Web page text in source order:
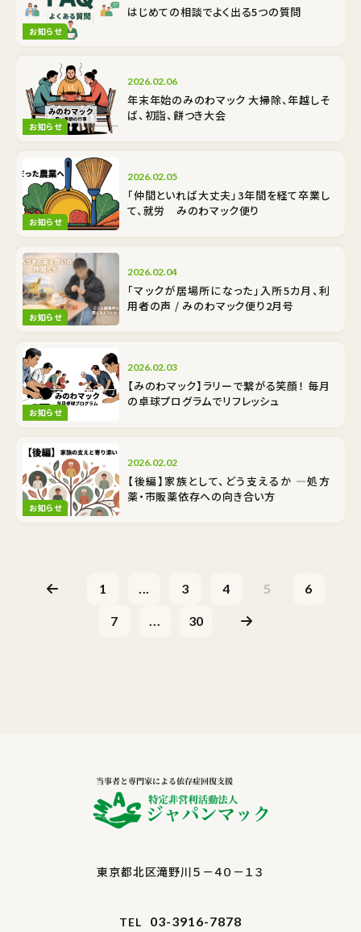
お知らせ
はじめての相談でよく出る5つの質問
お知らせ
2026.02.06
年末年始のみのわマック 大掃除、年越しそ
ば、初詣、餅つき大会
お知らせ
2026.02.05
「仲間といれば大丈夫」3年間を経て卒業し
て、就労 みのわマック便り
お知らせ
2026.02.04
「マックが居場所になった」入所5カ月、利
用者の声 / みのわマック便り2月号
お知らせ
2026.02.03
【みのわマック】ラリーで繋がる笑顔！ 毎月
の卓球プログラムでリフレッシュ
お知らせ
2026.02.02
【後編】家族として、どう支えるか ―処方
薬・市販薬依存への向き合い方
1 ... 3 4 5 6
7 ... 30
東京都北区滝野川５－４０－１３
TEL 03-3916-7878